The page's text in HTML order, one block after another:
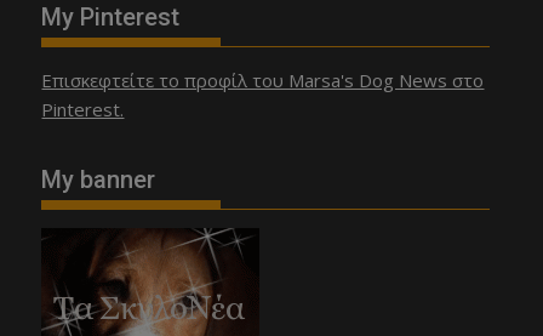
My Pinterest
Επισκεφτείτε το προφίλ του Marsa's Dog News στο
Pinterest.
My banner